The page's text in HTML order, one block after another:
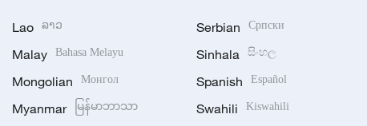
Lao ລາວ
Malay Bahasa Melayu
Mongolian Монгол
Myanmar မြန်မာဘာသာ
Serbian Српски
Sinhala සිංහල
Spanish Español
Swahili Kiswahili